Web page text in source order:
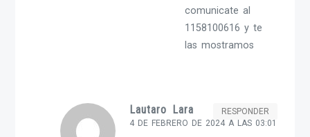
comunicate al
1158100616 y te
las mostramos
Lautaro Lara
4 DE FEBRERO DE 2024 A LAS 03:01
RESPONDER